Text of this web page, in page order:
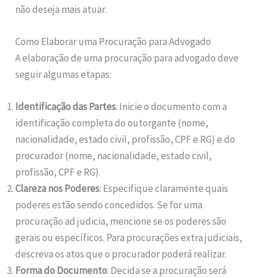
não deseja mais atuar.
Como Elaborar uma Procuração para Advogado
A elaboração de uma procuração para advogado deve
seguir algumas etapas:
Identificação das Partes: Inicie o documento com a
identificação completa do outorgante (nome,
nacionalidade, estado civil, profissão, CPF e RG) e do
procurador (nome, nacionalidade, estado civil,
profissão, CPF e RG).
Clareza nos Poderes: Especifique claramente quais
poderes estão sendo concedidos. Se for uma
procuração ad judicia, mencione se os poderes são
gerais ou específicos. Para procurações extra judiciais,
descreva os atos que o procurador poderá realizar.
Forma do Documento: Decida se a procuração será